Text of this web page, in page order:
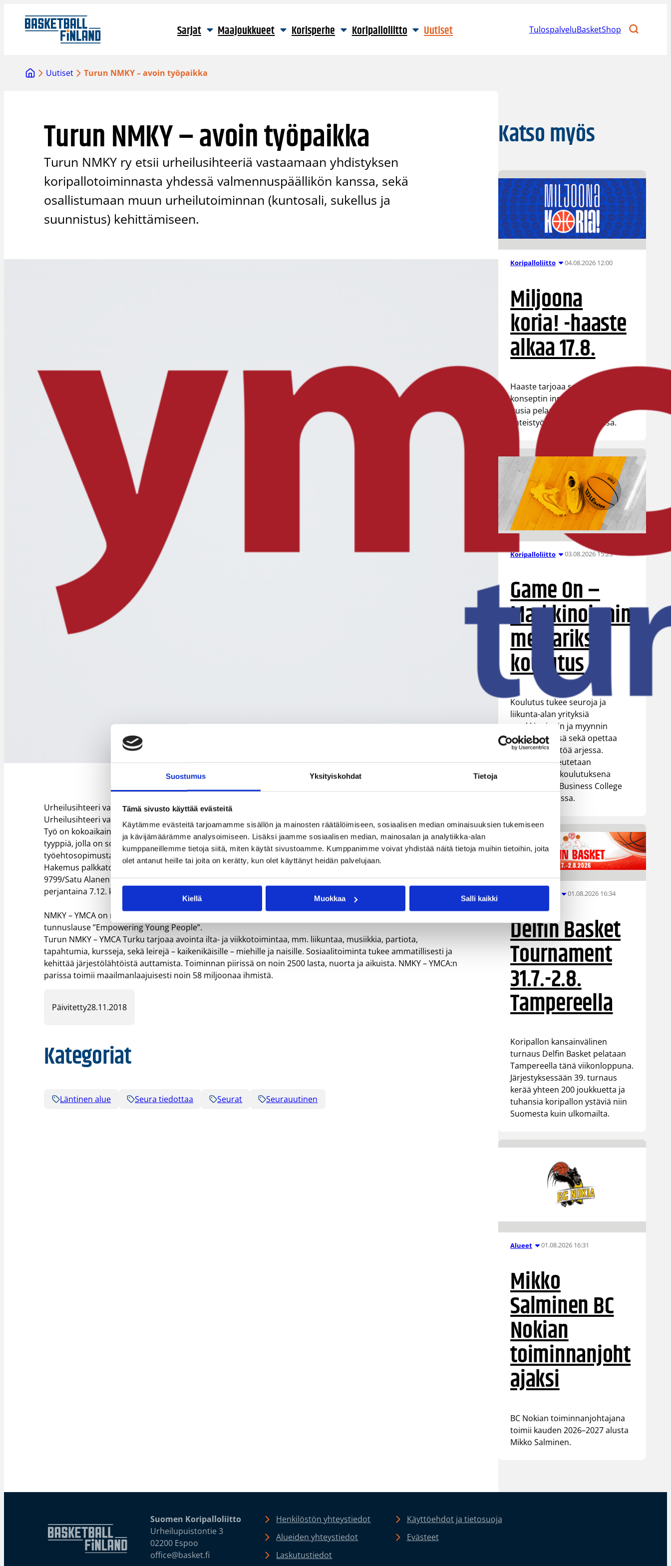
Suostumus Yksityiskohdat Tietoja
Tämä sivusto käyttää evästeitä
Käytämme evästeitä tarjoamamme sisällön ja mainosten räätälöimiseen, sosiaalisen median ominaisuuksien tukemiseen
ja kävijämäärämme analysoimiseen. Lisäksi jaamme sosiaalisen median, mainosalan ja analytiikka-alan
kumppaneillemme tietoja siitä, miten käytät sivustoamme. Kumppanimme voivat yhdistää näitä tietoja muihin tietoihin, joita
olet antanut heille tai joita on kerätty, kun olet käyttänyt heidän palvelujaan.
Kiellä Muokkaa Salli kaikki
sisältöön
Sarjat Maajoukkueet Korisperhe Koripalloliitto Uutiset TulospalveluBasketShop
Uutiset Turun NMKY – avoin työpaikka
Turun NMKY – avoin työpaikka
Turun NMKY ry etsii urheilusihteeriä vastaamaan yhdistyksen
koripallotoiminnasta yhdessä valmennuspäällikön kanssa, sekä
osallistumaan muun urheilutoiminnan (kuntosali, sukellus ja
suunnistus) kehittämiseen.
Urheilusihteeri vastaa toimialansa taloudesta ja toiminnan toteutumisesta yhdistyksen strategian mukaisesti.
Urheilusihteeri vastaa toimialansa kehittämisestä ja viestinnästä, sekä toimii yhteyshenkilönä sidosryhmiin.
Työ on kokoaikainen, toistaiseksi voimassa oleva. Työ alkaa 7.1.2019 tai sopimuksen mukaan. Haemme hyvää
tyyppiä, jolla on soveltuva koulutus. Palkkauksessa noudatetaan kristillisiä järjestöjä koskevaa
työehtosopimusta.
Hakemus palkkatoiveineen 10.12.2018 mennessä
satu.alanen@ymca.fi. Lisätietoja numerosta 040 828
9799/Satu Alanen (varmimmin tavoitettavissa perjantaina 30.11. kello 11-13, maanantaina 3.12. kello 16-18 tai
perjantaina 7.12. kello 9-11).
NMKY – YMCA on maailman suurin ei-poliittinen nuorisoliike, jonka toimintaa ohjaa YMCA-maailmanliiton
tunnuslause ”Empowering Young People”.
Turun NMKY – YMCA Turku tarjoaa avointa ilta- ja viikkotoimintaa, mm. liikuntaa, musiikkia, partiota,
tapahtumia, kursseja, sekä leirejä – kaikenikäisille – miehille ja naisille. Sosiaalitoiminta tukee ammatillisesti ja
kehittää järjestölähtöistä auttamista. Toiminnan piirissä on noin 2500 lasta, nuorta ja aikuista. NMKY – YMCA:n
parissa toimii maailmanlaajuisesti noin 58 miljoonaa ihmistä.
Päivitetty28.11.2018
Kategoriat
Läntinen alue Seura tiedottaa Seurat Seurauutinen
Katso myös
Koripalloliitto 04.08.2026 12:00
Miljoona
koria! -haaste
alkaa 17.8.
Haaste tarjoaa seuroille valmiin
konseptin innostaa mukaan
uusia pelaajia ja syventää
yhteistyötä koulujen kanssa.
Koripalloliitto 03.08.2026 15:25
Game On –
Markkinoinnin
mestariksi -
koulutus
Koulutus tukee seuroja ja
liikunta-alan yrityksiä
markkinoinnin ja myynnin
kehittämisessä sekä opettaa
tekoälyn käyttöä arjessa.
Koulutus toteutetaan
oppisopimuskoulutuksena
yhteistyössä Business College
Helsingin kanssa.
01.08.2026 16:34
Delfin Basket
Tournament
31.7.-2.8.
Tampereella
Koripallon kansainvälinen
turnaus Delfin Basket pelataan
Tampereella tänä viikonloppuna.
Järjestyksessään 39. turnaus
kerää yhteen 200 joukkuetta ja
tuhansia koripallon ystäviä niin
Suomesta kuin ulkomailta.
Alueet 01.08.2026 16:31
Mikko
Salminen BC
Nokian
toiminnanjoht
ajaksi
BC Nokian toiminnanjohtajana
toimii kauden 2026–2027 alusta
Mikko Salminen.
Suomen Koripalloliitto
Urheilupuistontie 3
02200 Espoo
office@basket.fi
Henkilöstön yhteystiedot
Alueiden yhteystiedot
Laskutustiedot
Käyttöehdot ja tietosuoja
Evästeet